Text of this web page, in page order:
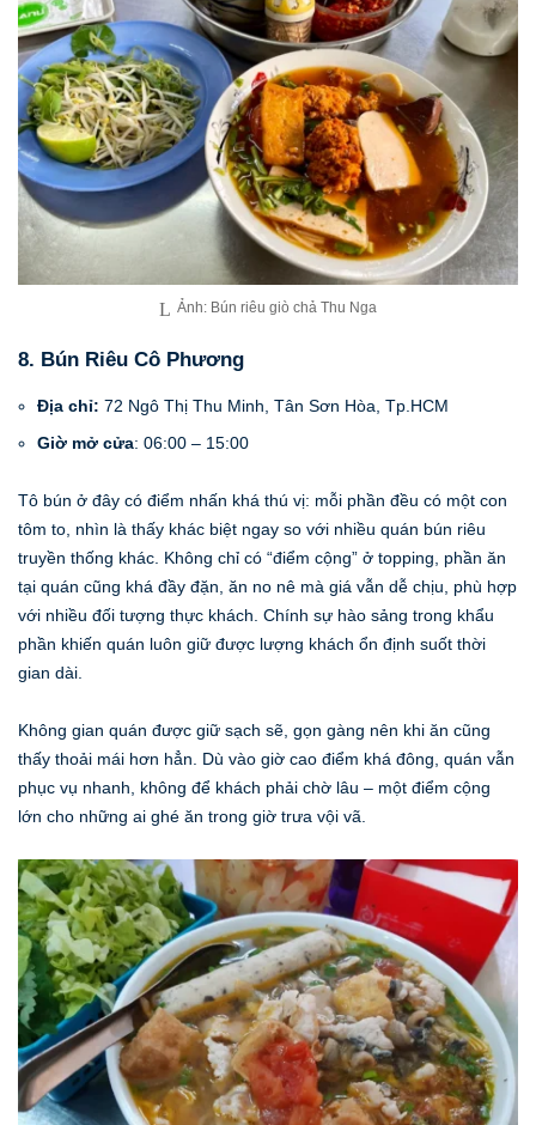
Ảnh: Bún riêu giò chả Thu Nga
8. Bún Riêu Cô Phương
Địa chỉ: 72 Ngô Thị Thu Minh, Tân Sơn Hòa, Tp.HCM
Giờ mở cửa: 06:00 – 15:00
Tô bún ở đây có điểm nhấn khá thú vị: mỗi phần đều có một con
tôm to, nhìn là thấy khác biệt ngay so với nhiều quán bún riêu
truyền thống khác. Không chỉ có “điểm cộng” ở topping, phần ăn
tại quán cũng khá đầy đặn, ăn no nê mà giá vẫn dễ chịu, phù hợp
với nhiều đối tượng thực khách. Chính sự hào sảng trong khẩu
phần khiến quán luôn giữ được lượng khách ổn định suốt thời
gian dài.
Không gian quán được giữ sạch sẽ, gọn gàng nên khi ăn cũng
thấy thoải mái hơn hẳn. Dù vào giờ cao điểm khá đông, quán vẫn
phục vụ nhanh, không để khách phải chờ lâu – một điểm cộng
lớn cho những ai ghé ăn trong giờ trưa vội vã.